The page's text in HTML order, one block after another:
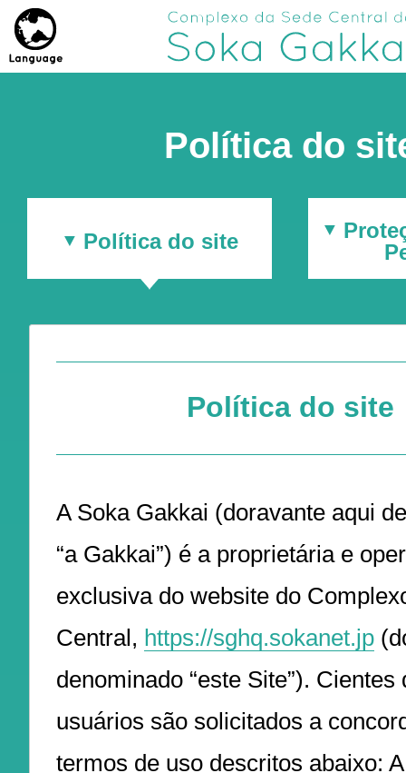
Política do
Política do site
Política do site
A Soka Gakkai (doravante aqui
“a Gakkai”) é a proprietária e
exclusiva do website do
Central, https://sghq.sokanet.jp
denominado “este Site”). Cientes
usuários são solicitados a
termos de uso descritos abaixo: